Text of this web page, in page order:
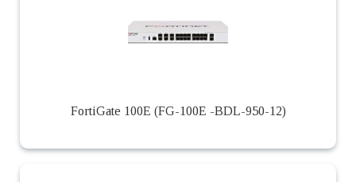
FortiGate 100E (FG-100E -BDL-950-12)